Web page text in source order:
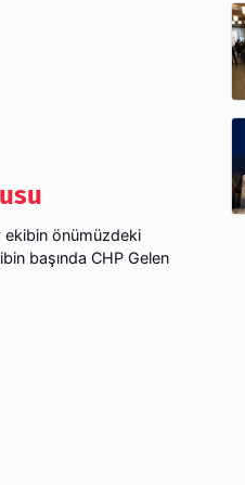
önümüzdeki
başında CHP Gelen